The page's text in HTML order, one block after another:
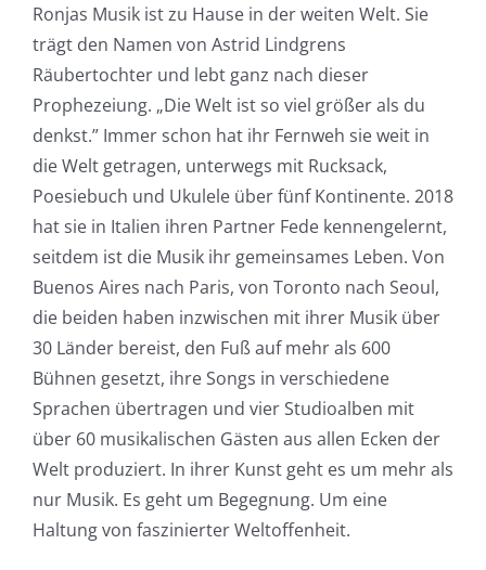
Ronjas Musik ist zu Hause in der weiten Welt. Sie
trägt den Namen von Astrid Lindgrens
Räubertochter und lebt ganz nach dieser
Prophezeiung. „Die Welt ist so viel größer als du
denkst.” Immer schon hat ihr Fernweh sie weit in
die Welt getragen, unterwegs mit Rucksack,
Poesiebuch und Ukulele über fünf Kontinente. 2018
hat sie in Italien ihren Partner Fede kennengelernt,
seitdem ist die Musik ihr gemeinsames Leben. Von
Buenos Aires nach Paris, von Toronto nach Seoul,
die beiden haben inzwischen mit ihrer Musik über
30 Länder bereist, den Fuß auf mehr als 600
Bühnen gesetzt, ihre Songs in verschiedene
Sprachen übertragen und vier Studioalben mit
über 60 musikalischen Gästen aus allen Ecken der
Welt produziert. In ihrer Kunst geht es um mehr als
nur Musik. Es geht um Begegnung. Um eine
Haltung von faszinierter Weltoffenheit.